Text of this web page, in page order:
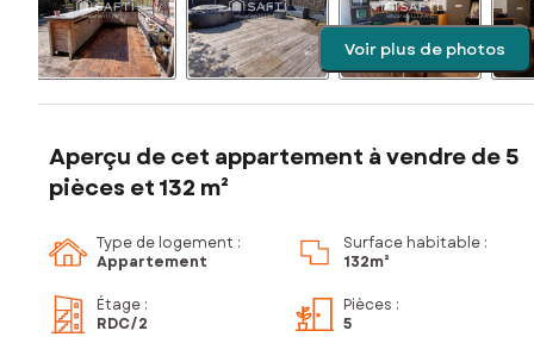
Voir plus de photos
Aperçu de cet appartement à vendre de 5
pièces et 132 m²
Type de logement :
Appartement
Surface habitable :
132m²
Étage :
RDC/2
Pièces :
5